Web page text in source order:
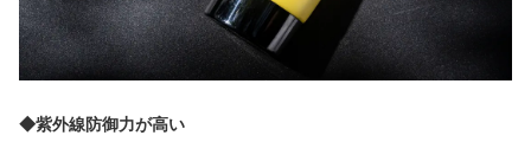
◆紫外線防御力が高い